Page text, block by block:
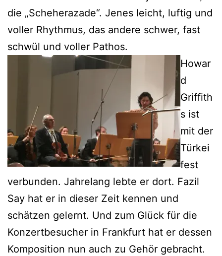
die „Scheherazade“. Jenes leicht, luftig und
voller Rhythmus, das andere schwer, fast
schwül und voller Pathos.
Howar
d
Griffith
s ist
mit der
Türkei
fest
verbunden. Jahrelang lebte er dort. Fazil
Say hat er in dieser Zeit kennen und
schätzen gelernt. Und zum Glück für die
Konzertbesucher in Frankfurt hat er dessen
Komposition nun auch zu Gehör gebracht.